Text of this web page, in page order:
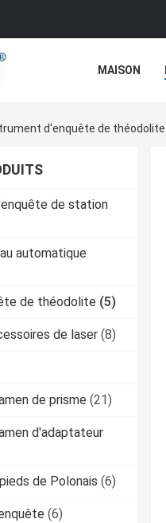
MAISON
d'enquête de théodolite
de station
automatique
de théodolite (5)
de laser (8)
de prisme (21)
d'adaptateur
de Polonais (6)
(6)